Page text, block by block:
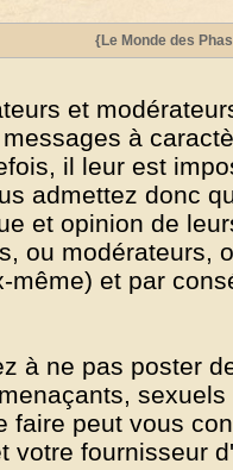
{Le Monde des
et
à
il leur est
admettez donc
et opinion de
ou modérateurs,
même) et par
à ne pas poster
faire peut vous
votre fournisseur